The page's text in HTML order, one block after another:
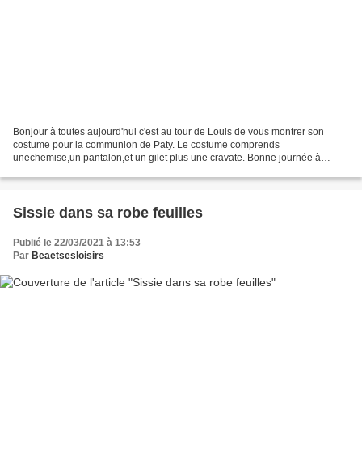
Bonjour à toutes aujourd'hui c'est au tour de Louis de vous montrer son
costume pour la communion de Paty. Le costume comprends
unechemise,un pantalon,et un gilet plus une cravate. Bonne journée à
Sissie dans sa robe feuilles
Publié le 22/03/2021 à 13:53
Par Beaetsesloisirs